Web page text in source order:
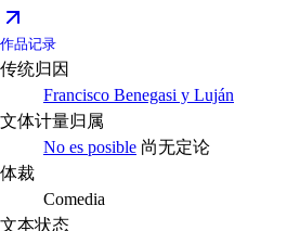
作品记录
传统归因
Francisco Benegasi y Luján
文体计量归属
No es posible 尚无定论
体裁
Comedia
文本状态